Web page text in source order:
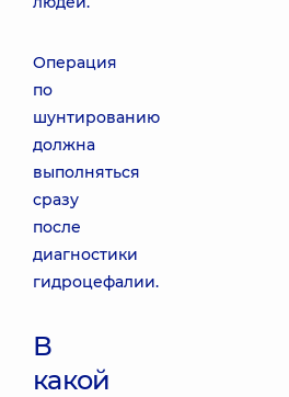
Операция
по
шунтированию
должна
выполняться
сразу
после
диагностики
гидроцефалии.
В
какой